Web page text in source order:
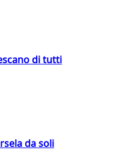
di tutti
da soli